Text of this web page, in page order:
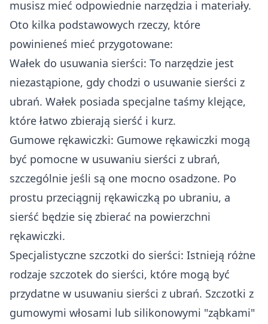
musisz mieć odpowiednie narzędzia i materiały.
Oto kilka podstawowych rzeczy, które
powinieneś mieć przygotowane:
Wałek do usuwania sierści: To narzędzie jest
niezastąpione, gdy chodzi o usuwanie sierści z
ubrań. Wałek posiada specjalne taśmy klejące,
które łatwo zbierają sierść i kurz.
Gumowe rękawiczki: Gumowe rękawiczki mogą
być pomocne w usuwaniu sierści z ubrań,
szczególnie jeśli są one mocno osadzone. Po
prostu przeciągnij rękawiczką po ubraniu, a
sierść będzie się zbierać na powierzchni
rękawiczki.
Specjalistyczne szczotki do sierści: Istnieją różne
rodzaje szczotek do sierści, które mogą być
przydatne w usuwaniu sierści z ubrań. Szczotki z
gumowymi włosami lub silikonowymi "ząbkami"